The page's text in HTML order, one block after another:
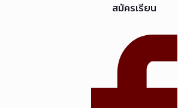
สมัครเรียน